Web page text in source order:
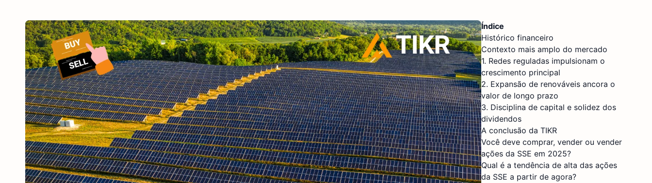
Índice
Histórico financeiro
Contexto mais amplo do mercado
1. Redes reguladas impulsionam o
crescimento principal
2. Expansão de renováveis ancora o
valor de longo prazo
3. Disciplina de capital e solidez dos
dividendos
A conclusão da TIKR
Você deve comprar, vender ou vender
ações da SSE em 2025?
Qual é a tendência de alta das ações
da SSE a partir de agora?